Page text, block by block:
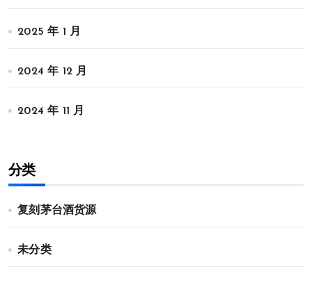
2025 年 1 月
2024 年 12 月
2024 年 11 月
分类
复刻茅台酒货源
未分类